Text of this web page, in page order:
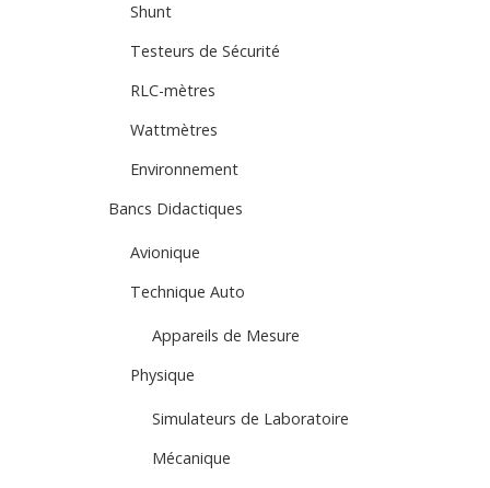
Shunt
Testeurs de Sécurité
RLC-mètres
Wattmètres
Environnement
Bancs Didactiques
Avionique
Technique Auto
Appareils de Mesure
Physique
Simulateurs de Laboratoire
Mécanique